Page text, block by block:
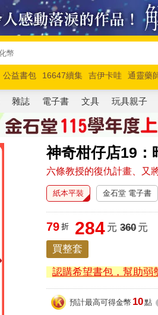
公益書包 16647續集 吉伊卡哇
通靈藥
馬斯克 玩具總動員5 超慢跑
雜誌 電子書 文具 玩具親子
神奇柑仔店19：
六條教授的復仇計畫、又
紙本平裝 金石堂 電子書
79 折 284 元 360元
買整套
認購希望書包，幫助弱
預計最高可得金幣 10點